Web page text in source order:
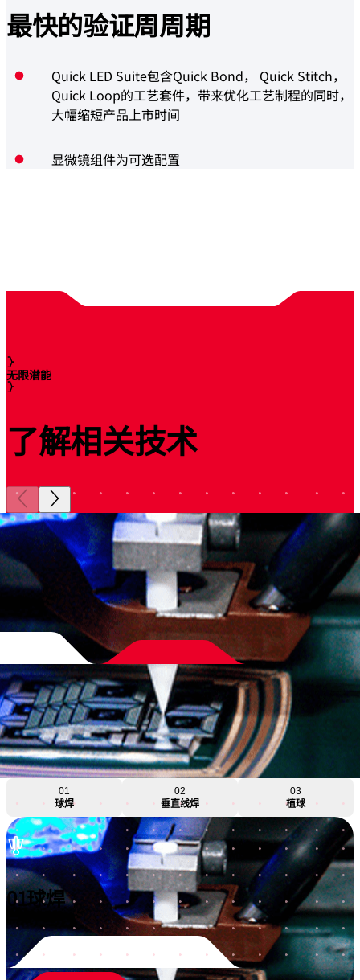
最快的验证周周期
Quick LED Suite包含Quick Bond， Quick Stitch，
Quick Loop的工艺套件，带来优化工艺制程的同时，
大幅缩短产品上市时间
显微镜组件为可选配置
无限潜能
了解相关技术
01
球焊
02
垂直线焊
03
植球
01球焊